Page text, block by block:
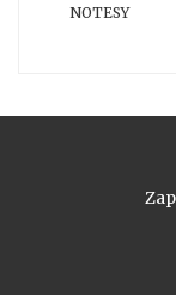
NOTESY